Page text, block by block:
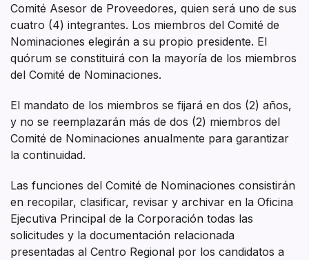
Comité Asesor de Proveedores, quien será uno de sus
cuatro (4) integrantes. Los miembros del Comité de
Nominaciones elegirán a su propio presidente. El
quórum se constituirá con la mayoría de los miembros
del Comité de Nominaciones.
El mandato de los miembros se fijará en dos (2) años,
y no se reemplazarán más de dos (2) miembros del
Comité de Nominaciones anualmente para garantizar
la continuidad.
Las funciones del Comité de Nominaciones consistirán
en recopilar, clasificar, revisar y archivar en la Oficina
Ejecutiva Principal de la Corporación todas las
solicitudes y la documentación relacionada
presentadas al Centro Regional por los candidatos a